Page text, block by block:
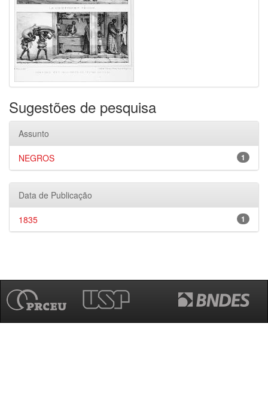
Sugestões de pesquisa
Assunto
1
NEGROS
Data de Publicação
1
1835